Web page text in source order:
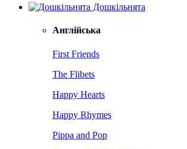
Дошкільнята
Англійська
First Friends
The Flibets
Happy Hearts
Happy Rhymes
Pippa and Pop